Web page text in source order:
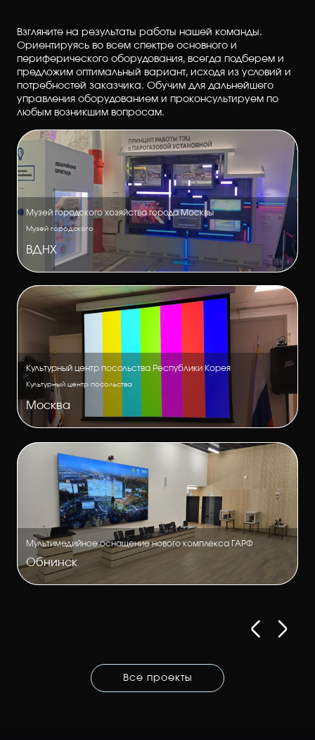
Взгляните на результаты работы нашей команды.
Ориентируясь во всем спектре основного и
периферического оборудования, всегда подберем и
предложим оптимальный вариант, исходя из условий и
потребностей заказчика. Обучим для дальнейшего
управления оборудованием и проконсультируем по
любым возникшим вопросам.
Музей городского хозяйства города Москвы
Музей городского
ВДНХ
Культурный центр посольства Республики Корея
Культурный центр посольства
Москва
Мультимедийное оснащение нового комплекса ГАРФ
Обнинск
Все проекты